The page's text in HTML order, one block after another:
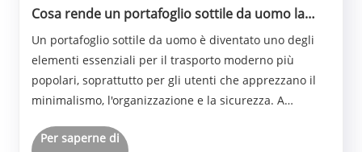
Cosa rende un portafoglio sottile da uomo la
quotidiano?
Un portafoglio sottile da uomo è diventato uno degli
elementi essenziali per il trasporto moderno più
popolari, soprattutto per gli utenti che apprezzano il
minimalismo, l'organizzazione e la sicurezza. A
portafogli sottili si concentrano sull'ef......
Per saperne di